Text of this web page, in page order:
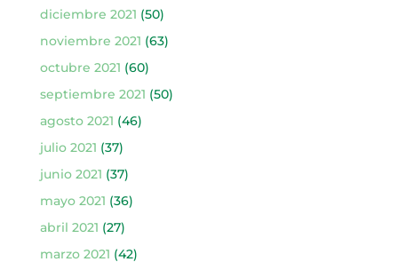
diciembre 2021 (50)
noviembre 2021 (63)
octubre 2021 (60)
septiembre 2021 (50)
agosto 2021 (46)
julio 2021 (37)
junio 2021 (37)
mayo 2021 (36)
abril 2021 (27)
marzo 2021 (42)